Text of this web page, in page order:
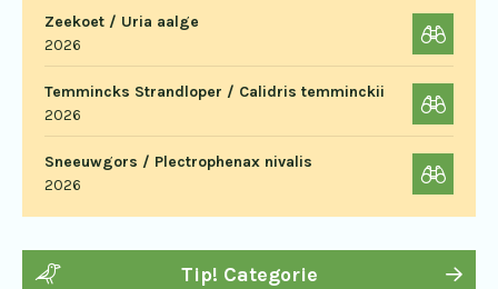
Zeekoet / Uria aalge
2026
Temmincks Strandloper / Calidris temminckii
2026
Sneeuwgors / Plectrophenax nivalis
2026
Tip! Categorie